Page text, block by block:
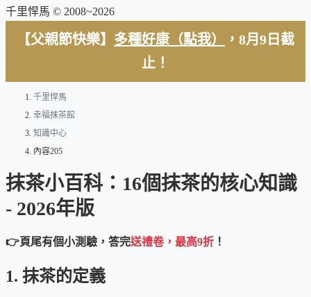
千里悍馬 © 2008~2026
【父親節快樂】 多種好康（點我）
，8月9日截
止！
千里悍馬
幸福抹茶館
知識中心
內容205
抹茶小百科：16個抹茶的核心知識
- 2026年版
👉頁尾有個小測驗，答完送禮卷，最高9折 ！
1. 抹茶的定義